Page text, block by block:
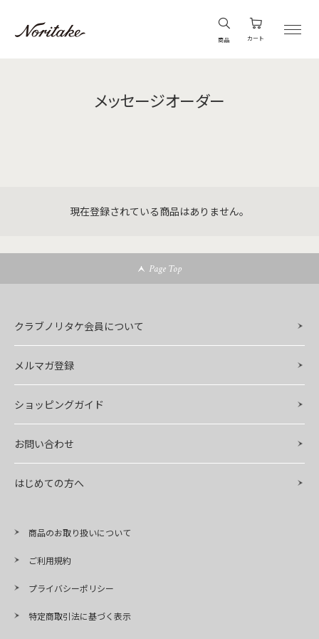
商品 カート
メッセージオーダー
現在登録されている商品はありません。
Page Top
クラブノリタケ会員について
メルマガ登録
ショッピングガイド
お問い合わせ
はじめての方へ
商品のお取り扱いについて
ご利用規約
プライバシーポリシー
特定商取引法に基づく表示